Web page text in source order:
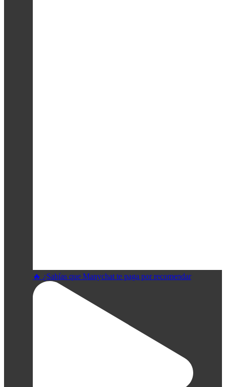
🔥 ¿Sabías que Manychat te paga por recomendar